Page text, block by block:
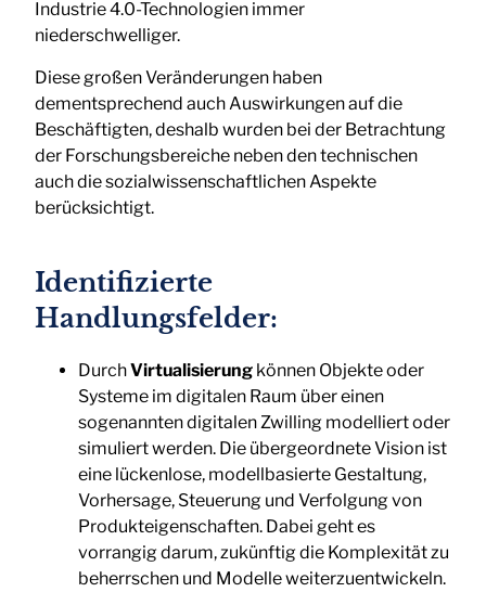
Industrie 4.0-Technologien immer
niederschwelliger.
Diese großen Veränderungen haben
dementsprechend auch Auswirkungen auf die
Beschäftigten, deshalb wurden bei der Betrachtung
der Forschungsbereiche neben den technischen
auch die sozialwissenschaftlichen Aspekte
berücksichtigt.
Identifizierte
Handlungsfelder:
DurchVirtualisierung können Objekte oder
Systeme im digitalen Raum über einen
sogenannten digitalen Zwilling modelliert oder
simuliert werden. Die übergeordnete Vision ist
eine lückenlose, modellbasierte Gestaltung,
Vorhersage, Steuerung und Verfolgung von
Produkteigenschaften. Dabei geht es
vorrangig darum, zukünftig die Komplexität zu
beherrschen und Modelle weiterzuentwickeln.